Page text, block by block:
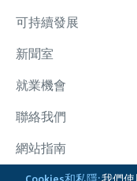
可持續發展
新聞室
就業機會
聯絡我們
網站指南